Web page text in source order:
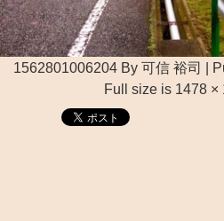
1562801006204 By 可信 裕司
Full size is 1478 ×